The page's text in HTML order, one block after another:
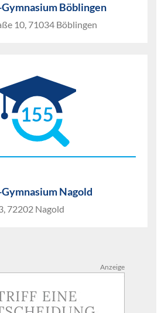
Böblingen
10, 71034 Böblingen
155
Nagold
72202 Nagold
Anzeige